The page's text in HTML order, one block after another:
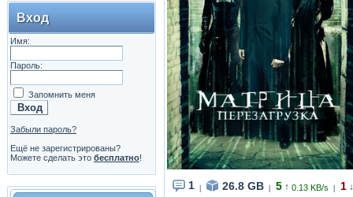
Вход
Имя:
Пароль:
Запомнить меня
Забыли пароль?
Ещё не зарегистрированы?
Можете сделать это бесплатно!
1 26.8 GB 5 ↑ 0.13 KB/s 1 ↓